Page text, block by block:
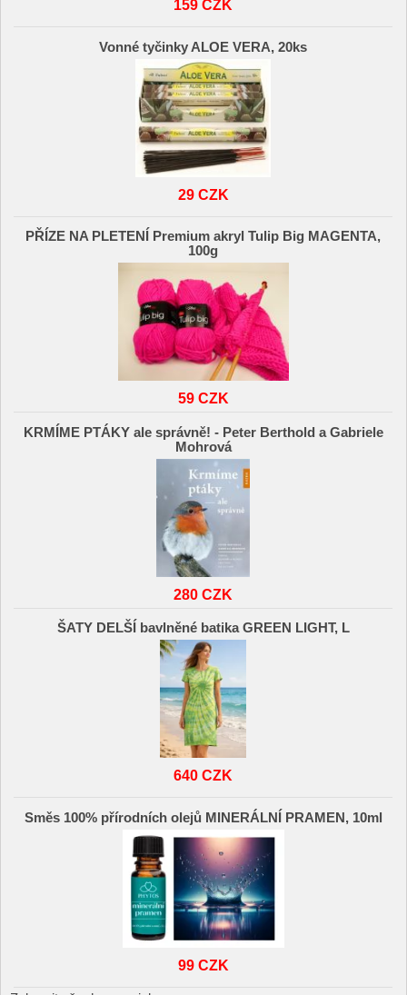
159 CZK
Vonné tyčinky ALOE VERA, 20ks
29 CZK
PŘÍZE NA PLETENÍ Premium akryl Tulip Big MAGENTA,
100g
59 CZK
KRMÍME PTÁKY ale správně! - Peter Berthold a Gabriele
Mohrová
280 CZK
ŠATY DELŠÍ bavlněné batika GREEN LIGHT, L
640 CZK
Směs 100% přírodních olejů MINERÁLNÍ PRAMEN, 10ml
99 CZK